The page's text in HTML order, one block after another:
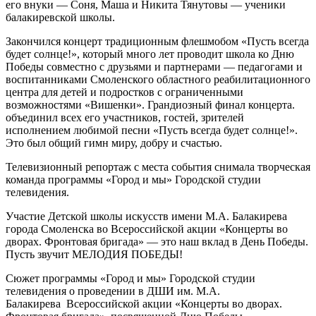
его внуки — Соня, Маша и Никита Тянутовы — ученики
балакиревской школы.
Закончился концерт традиционным флешмобом «Пусть всегда
будет солнце!», который много лет проводит школа ко Дню
Победы совместно с друзьями и партнерами — педагогами и
воспитанниками Смоленского областного реабилитационного
центра для детей и подростков с ограниченными
возможностями «Вишенки». Грандиозный финал концерта.
объединил всех его участников, гостей, зрителей
исполнением любимой песни «Пусть всегда будет солнце!».
Это был общий гимн миру, добру и счастью.
Телевизионный репортаж с места события снимала творческая
команда программы «Город и мы» Городской студии
телевидения.
Участие Детской школы искусств имени М.А. Балакирева
города Смоленска во Всероссийской акции «Концерты во
дворах. Фронтовая бригада» — это наш вклад в День Победы.
Пусть звучит МЕЛОДИЯ ПОБЕДЫ!
Сюжет программы «Город и мы» Городской студии
телевидения о проведении в ДШИ им. М.А.
Балакирева Всероссийской акции «Концерты во дворах.